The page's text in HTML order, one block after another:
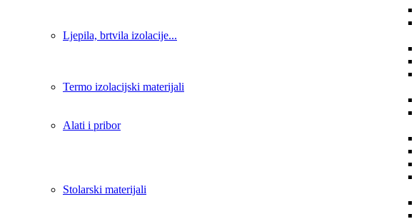
Ljepila, brtvila izolacije...
Termo izolacijski materijali
Alati i pribor
Stolarski materijali